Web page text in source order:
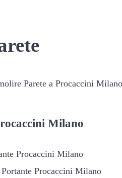
Milano
Procaccini Milano
Procaccini Milano